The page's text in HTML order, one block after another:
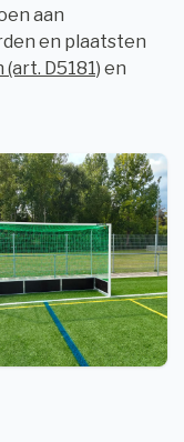
aan
en plaatsten
D5181) en